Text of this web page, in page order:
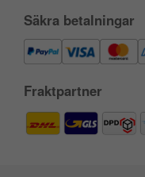
Säkra betalningar
Fraktpartner